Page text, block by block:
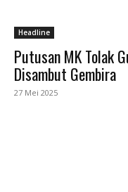
Headline
Putusan MK Tolak
Disambut Gembira
27 Mei 2025